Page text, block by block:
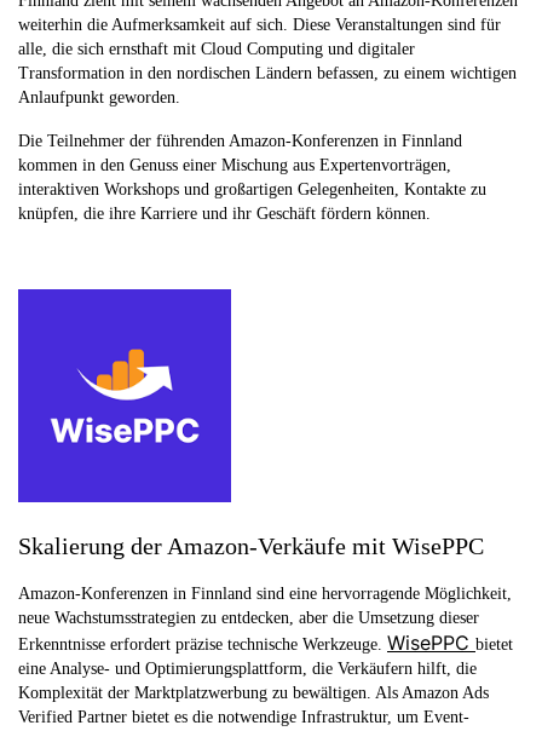
weiterhin die Aufmerksamkeit auf sich. Diese Veranstaltungen sind für
alle, die sich ernsthaft mit Cloud Computing und digitaler
Transformation in den nordischen Ländern befassen, zu einem wichtigen
Anlaufpunkt geworden.
Die Teilnehmer der führenden Amazon-Konferenzen in Finnland
kommen in den Genuss einer Mischung aus Expertenvorträgen,
interaktiven Workshops und großartigen Gelegenheiten, Kontakte zu
knüpfen, die ihre Karriere und ihr Geschäft fördern können.
Skalierung der Amazon-Verkäufe mit WisePPC
Amazon-Konferenzen in Finnland sind eine hervorragende Möglichkeit,
neue Wachstumsstrategien zu entdecken, aber die Umsetzung dieser
Erkenntnisse erfordert präzise technische Werkzeuge. WisePPC bietet
eine Analyse- und Optimierungsplattform, die Verkäufern hilft, die
Komplexität der Marktplatzwerbung zu bewältigen. Als Amazon Ads
Verified Partner bietet es die notwendige Infrastruktur, um Event-